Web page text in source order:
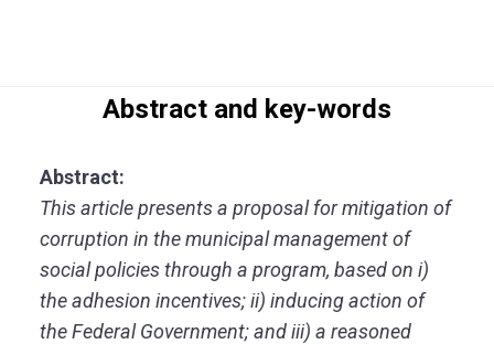
Abstract and key-words
Abstract:
This article presents a proposal for mitigation of
corruption in the municipal management of
social policies through a program, based on i)
the adhesion incentives; ii) inducing action of
the Federal Government; and iii) a reasoned